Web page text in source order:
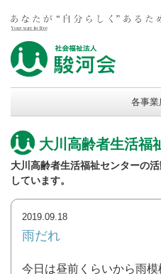
各事業
大川高齢者生活福
大川高齢者生活福祉センターの
しています。
2019.09.18
雨だれ
今日は昼前くらいから雨模